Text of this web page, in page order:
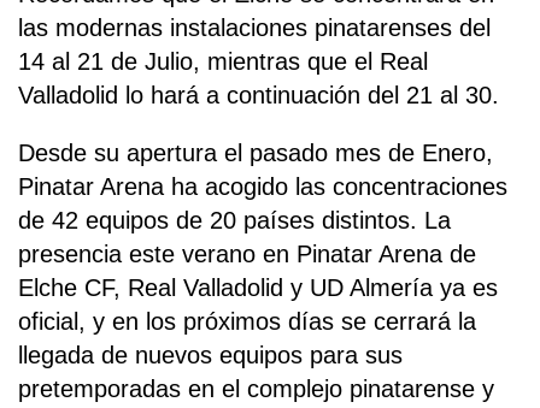
las modernas instalaciones pinatarenses del
14 al 21 de Julio, mientras que el Real
Valladolid lo hará a continuación del 21 al 30.
Desde su apertura el pasado mes de Enero,
Pinatar Arena ha acogido las concentraciones
de 42 equipos de 20 países distintos. La
presencia este verano en Pinatar Arena de
Elche CF, Real Valladolid y UD Almería ya es
oficial, y en los próximos días se cerrará la
llegada de nuevos equipos para sus
pretemporadas en el complejo pinatarense y